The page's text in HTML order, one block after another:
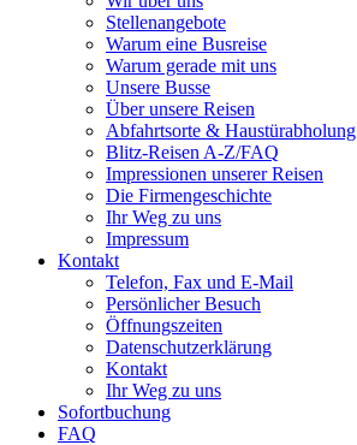
Stellenangebote
Warum eine Busreise
Warum gerade mit uns
Unsere Busse
Über unsere Reisen
Abfahrtsorte & Haustürabholung
Blitz-Reisen A-Z/FAQ
Impressionen unserer Reisen
Die Firmengeschichte
Ihr Weg zu uns
Impressum
Kontakt
Telefon, Fax und E-Mail
Persönlicher Besuch
Öffnungszeiten
Datenschutzerklärung
Kontakt
Ihr Weg zu uns
Sofortbuchung
FAQ